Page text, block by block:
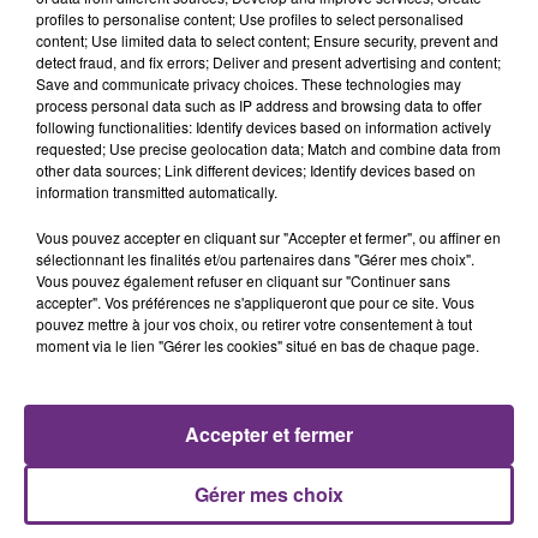
sur-Aube.
A la fin de cette réunion, un entretien individuel vous
sera proposé.
FIL D'ACTUS
LA CENTRALE NUCLÉAIRE DE CHOOZ
TOUJOURS À L'ARRÊT
Cela fait déjà une semaine que la centrale
nucléaire ardennaise est à l'arrêt. Une situation
profiles to personalise content; Use profiles to select personalised
content; Use limited data to select content; Ensure security, prevent and
detect fraud, and fix errors; Deliver and present advertising and content;
Save and communicate privacy choices. These technologies may
process personal data such as IP address and browsing data to offer
following functionalities: Identify devices based on information actively
requested; Use precise geolocation data; Match and combine data from
other data sources; Link different devices; Identify devices based on
information transmitted automatically.
Vous pouvez accepter en cliquant sur "Accepter et fermer", ou affiner en
sélectionnant les finalités et/ou partenaires dans "Gérer mes choix".
Vous pouvez également refuser en cliquant sur "Continuer sans
accepter". Vos préférences ne s'appliqueront que pour ce site. Vous
pouvez mettre à jour vos choix, ou retirer votre consentement à tout
moment via le lien "Gérer les cookies" situé en bas de chaque page.
Gérer mes choix
Accepter et fermer